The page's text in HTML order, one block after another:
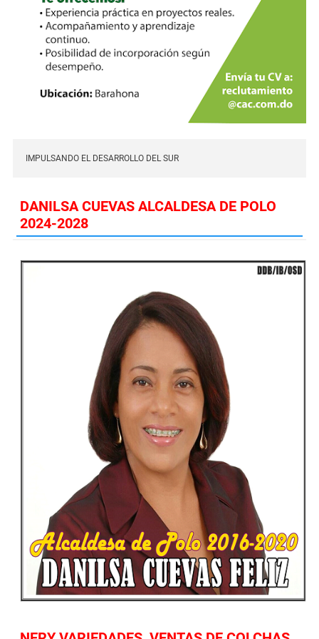
IMPULSANDO EL DESARROLLO DEL SUR
DANILSA CUEVAS ALCALDESA DE POLO
2024-2028